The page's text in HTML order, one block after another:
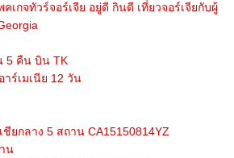
เกจทัวร์จอร์เจีย อยู่ดี กินดี เที่ยวจอร์เจียกับผู้
5 คืน บิน TK
าร์เมเนีย 12 วัน
ยกลาง 5 สถาน CA15150814YZ
น